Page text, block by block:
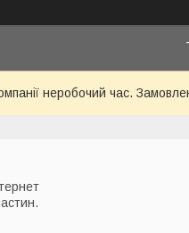
неробочий час.